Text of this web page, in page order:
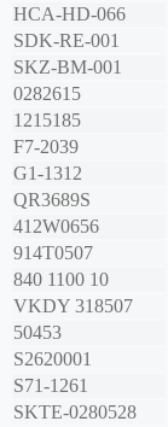
HCA-HD-066
SDK-RE-001
SKZ-BM-001
0282615
1215185
F7-2039
G1-1312
QR3689S
412W0656
914T0507
840 1100 10
VKDY 318507
50453
S2620001
S71-1261
SKTE-0280528